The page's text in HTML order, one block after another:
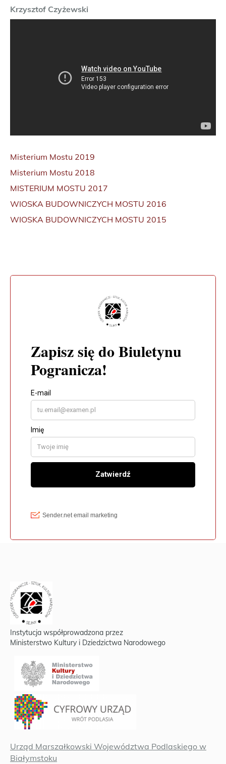
Krzysztof Czyżewski
Misterium Mostu 2019
Misterium Mostu 2018
MISTERIUM MOSTU 2017
WIOSKA BUDOWNICZYCH MOSTU 2016
WIOSKA BUDOWNICZYCH MOSTU 2015
Instytucja współprowadzona przez
Ministerstwo Kultury i Dziedzictwa Narodowego
Urząd Marszałkowski Województwa Podlaskiego w
Białymstoku